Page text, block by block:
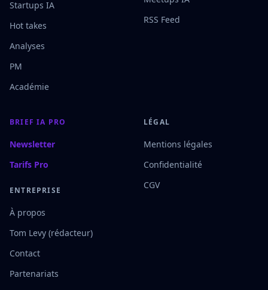
Startups IA
Hot takes
Analyses
PM
Académie
RSS Feed
BRIEF IA PRO
Newsletter
Tarifs Pro
ENTREPRISE
À propos
Tom Levy (rédacteur)
Contact
Partenariats
LÉGAL
Mentions légales
Confidentialité
CGV